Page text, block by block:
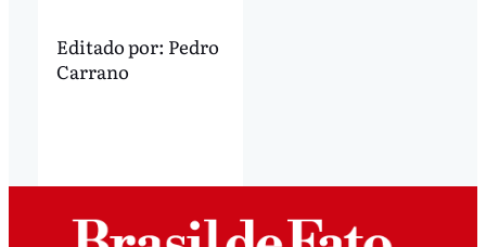
Editado por: Pedro
Carrano